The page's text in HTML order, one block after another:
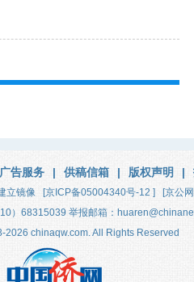
广告服务 | 供稿信箱 | 版权声明 |
立镜像 [京ICP备05004340号-12 ]
[京公
）68315039 举报邮箱：
2026 chinaqw.com. All Rights Reserved